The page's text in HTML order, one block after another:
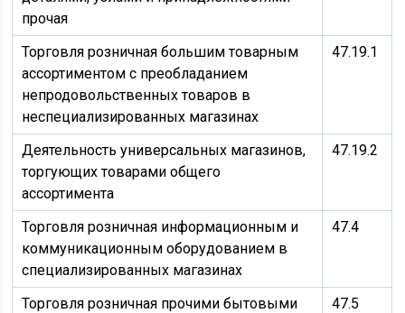
прочая
Торговля розничная большим товарным
ассортиментом с преобладанием
непродовольственных товаров в
неспециализированных магазинах
47.19.1
Деятельность универсальных магазинов,
торгующих товарами общего
ассортимента
47.19.2
Торговля розничная информационным и
коммуникационным оборудованием в
специализированных магазинах
47.4
Торговля розничная прочими бытовыми
47.5